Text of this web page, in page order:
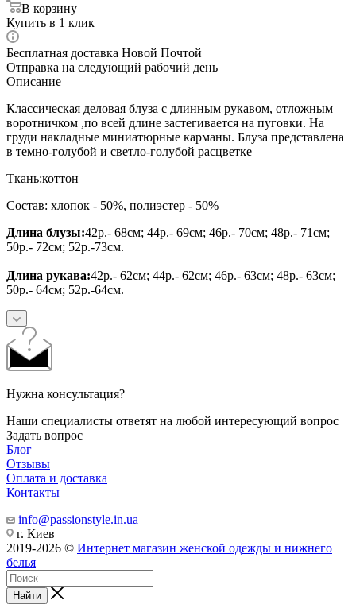
В корзину
Купить в 1 клик
Бесплатная доставка Новой Почтой
Отправка на следующий рабочий день
Описание
Классическая деловая блуза с длинным рукавом, отложным
воротничком ,по всей длине застегивается на пуговки. На
груди накладные миниатюрные карманы. Блуза представлена
в темно-голубой и светло-голубой расцветке
Ткань:коттон
Состав: хлопок - 50%, полиэстер - 50%
Длина блузы:42р.- 68см; 44р.- 69см; 46р.- 70см; 48р.- 71см;
50р.- 72см; 52р.-73см.
Длина рукава:42р.- 62см; 44р.- 62см; 46р.- 63см; 48р.- 63см;
50р.- 64см; 52р.-64см.
Нужна консультация?
Наши специалисты ответят на любой интересующий вопрос
Задать вопрос
Блог
Отзывы
Оплата и доставка
Контакты
info@passionstyle.in.ua
г. Киев
2019-2026 © Интернет магазин женской одежды и нижнего
белья
Найти